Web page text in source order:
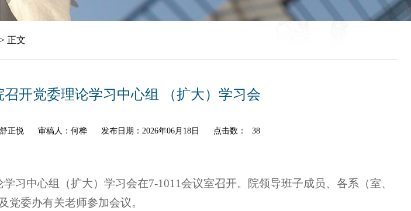
> 正文
召开党委理论学习中心组 （扩大）学习会
正悦 审稿人：何桦 发布日期：2026年06月18日 点击数： 38
习中心组（扩大）学习会在7-1011会议室召开。院领导班子成员、各系（室、
党委办有关老师参加会议。